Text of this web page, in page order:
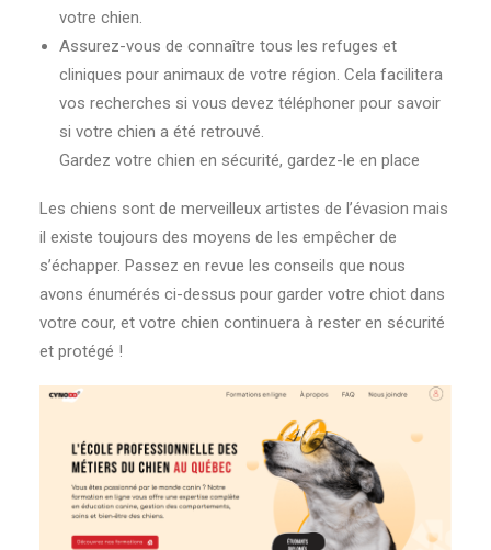
votre chien.
Assurez-vous de connaître tous les refuges et
cliniques pour animaux de votre région. Cela facilitera
vos recherches si vous devez téléphoner pour savoir
si votre chien a été retrouvé.
Gardez votre chien en sécurité, gardez-le en place
Les chiens sont de merveilleux artistes de l’évasion mais
il existe toujours des moyens de les empêcher de
s’échapper. Passez en revue les conseils que nous
avons énumérés ci-dessus pour garder votre chiot dans
votre cour, et votre chien continuera à rester en sécurité
et protégé !